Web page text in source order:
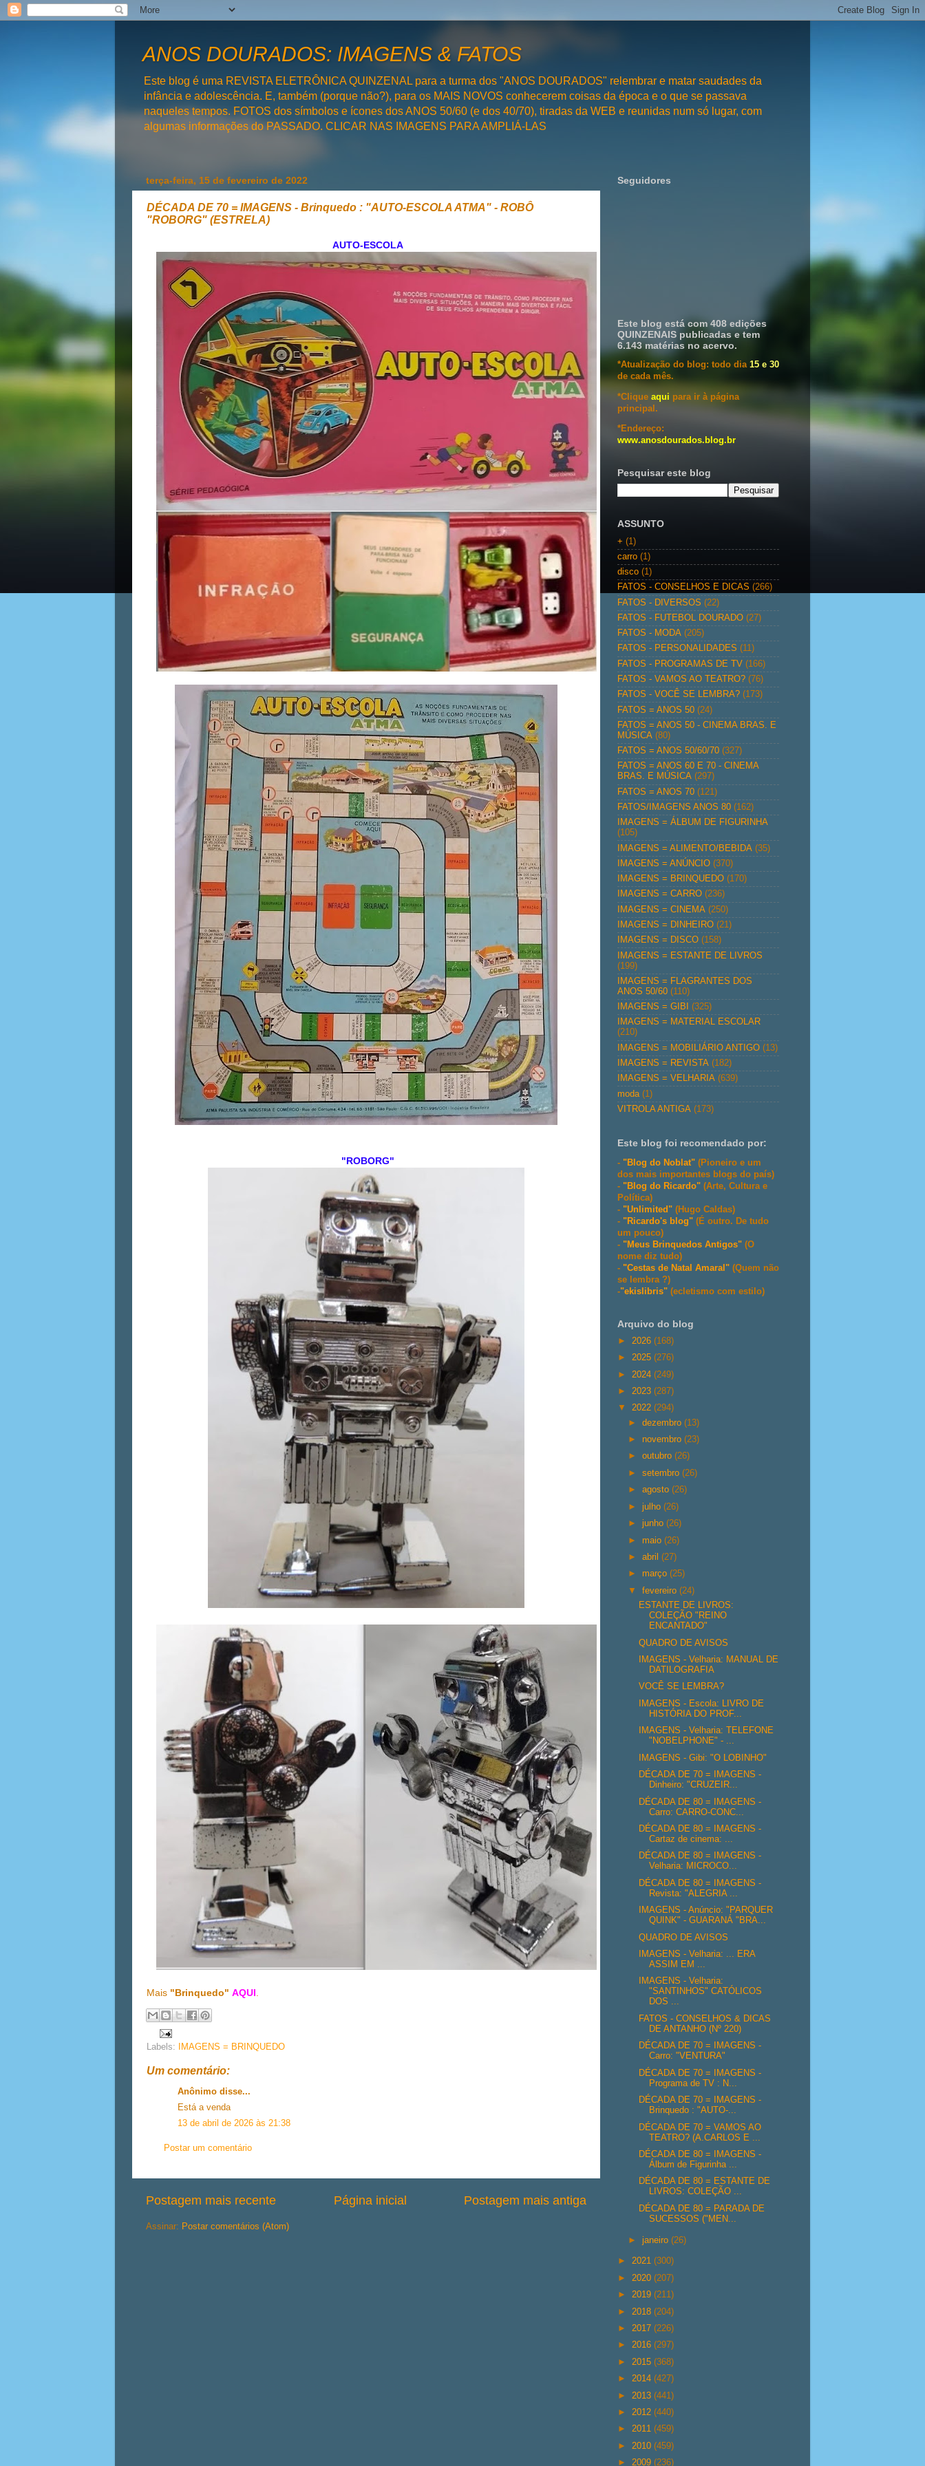
ANOS DOURADOS: IMAGENS & FATOS
Este blog é uma REVISTA ELETRÔNICA QUINZENAL para a turma dos "ANOS DOURADOS" relembrar e matar saudades da
infância e adolescência. E, também (porque não?), para os MAIS NOVOS conhecerem coisas da época e o que se passava
naqueles tempos. FOTOS dos símbolos e ícones dos ANOS 50/60 (e dos 40/70), tiradas da WEB e reunidas num só lugar, com
algumas informações do PASSADO. CLICAR NAS IMAGENS PARA AMPLIÁ-LAS
terça-feira, 15 de fevereiro de 2022
DÉCADA DE 70 = IMAGENS - Brinquedo : "AUTO-ESCOLA ATMA" - ROBÔ
"ROBORG" (ESTRELA)
AUTO-ESCOLA
"ROBORG"
Mais "Brinquedo" AQUI.
Labels: IMAGENS = BRINQUEDO
Um comentário:
Anônimo disse...
Está a venda
13 de abril de 2026 às 21:38
Postar um comentário
Postagem mais recente Postagem mais antiga
Página inicial
Assinar: Postar comentários (Atom)
Seguidores
Este blog está com 408 edições
QUINZENAIS publicadas e tem
6.143 matérias no acervo.
*Atualização do blog: todo dia 15 e 30
de cada mês.
*Clique aqui para ir à página
principal.
*Endereço:
www.anosdourados.blog.br
Pesquisar este blog
ASSUNTO
+ (1)
carro (1)
disco (1)
FATOS - CONSELHOS E DICAS (266)
FATOS - DIVERSOS (22)
FATOS - FUTEBOL DOURADO (27)
FATOS - MODA (205)
FATOS - PERSONALIDADES (11)
FATOS - PROGRAMAS DE TV (166)
FATOS - VAMOS AO TEATRO? (76)
FATOS - VOCÊ SE LEMBRA? (173)
FATOS = ANOS 50 (24)
FATOS = ANOS 50 - CINEMA BRAS. E
MÚSICA (80)
FATOS = ANOS 50/60/70 (327)
FATOS = ANOS 60 E 70 - CINEMA
BRAS. E MÚSICA (297)
FATOS = ANOS 70 (121)
FATOS/IMAGENS ANOS 80 (162)
IMAGENS = ÁLBUM DE FIGURINHA
(105)
IMAGENS = ALIMENTO/BEBIDA (35)
IMAGENS = ANÚNCIO (370)
IMAGENS = BRINQUEDO (170)
IMAGENS = CARRO (236)
IMAGENS = CINEMA (250)
IMAGENS = DINHEIRO (21)
IMAGENS = DISCO (158)
IMAGENS = ESTANTE DE LIVROS
(199)
IMAGENS = FLAGRANTES DOS
ANOS 50/60 (110)
IMAGENS = GIBI
(325)
IMAGENS = MATERIAL ESCOLAR
(210)
IMAGENS = MOBILIÁRIO ANTIGO (13)
IMAGENS = REVISTA (182)
IMAGENS = VELHARIA (639)
moda (1)
VITROLA ANTIGA (173)
Este blog foi recomendado por:
- "Blog do Noblat" (Pioneiro e um
dos mais importantes blogs do país)
- "Blog do Ricardo" (Arte, Cultura e
Política)
- "Unlimited" (Hugo Caldas)
- "Ricardo's blog" (É outro. De tudo
um pouco)
- "Meus Brinquedos Antigos" (O
nome diz tudo)
- "Cestas de Natal Amaral" (Quem não
se lembra ?)
-"ekislibris" (ecletismo com estilo)
Arquivo do blog
► 2026 (168)
► 2025 (276)
► 2024 (249)
► 2023 (287)
▼ 2022 (294)
►dezembro(13)
► novembro(23)
►outubro(26)
►setembro(26)
►agosto(26)
►julho(26)
►junho(26)
► maio(26)
►abril(27)
► março(25)
▼fevereiro(24)
ESTANTE DE LIVROS:
COLEÇÃO "REINO
ENCANTADO"
QUADRO DE AVISOS
IMAGENS - Velharia: MANUAL DE
DATILOGRAFIA
VOCÊ SE LEMBRA?
IMAGENS - Escola: LIVRO DE
HISTÓRIA DO PROF...
IMAGENS - Velharia: TELEFONE
"NOBELPHONE" - ...
IMAGENS - Gibi: "O LOBINHO"
DÉCADA DE 70 = IMAGENS -
Dinheiro: "CRUZEIR...
DÉCADA DE 80 = IMAGENS -
Carro: CARRO-CONC...
DÉCADA DE 80 = IMAGENS -
Cartaz de cinema: ...
DÉCADA DE 80 = IMAGENS -
Velharia: MICROCO...
DÉCADA DE 80 = IMAGENS -
Revista: "ALEGRIA ...
IMAGENS - Anúncio: "PARQUER
QUINK" - GUARANÁ "BRA...
QUADRO DE AVISOS
IMAGENS - Velharia: ... ERA
ASSIM EM ...
IMAGENS - Velharia:
"SANTINHOS" CATÓLICOS
DOS ...
FATOS - CONSELHOS & DICAS
DE ANTANHO (Nº 220)
DÉCADA DE 70 = IMAGENS -
Carro: "VENTURA"
DÉCADA DE 70 = IMAGENS -
Programa de TV : N...
DÉCADA DE 70 = IMAGENS -
Brinquedo : "AUTO-...
DÉCADA DE 70 = VAMOS AO
TEATRO? (A.CARLOS E ...
DÉCADA DE 80 = IMAGENS -
Álbum de Figurinha ...
DÉCADA DE 80 = ESTANTE DE
LIVROS: COLEÇÃO ...
DÉCADA DE 80 = PARADA DE
SUCESSOS ("MEN...
►janeiro(26)
► 2021 (300)
► 2020 (207)
► 2019 (211)
► 2018 (204)
► 2017 (226)
► 2016 (297)
► 2015 (368)
► 2014 (427)
► 2013 (441)
► 2012 (440)
► 2011 (459)
► 2010 (459)
► 2009 (236)